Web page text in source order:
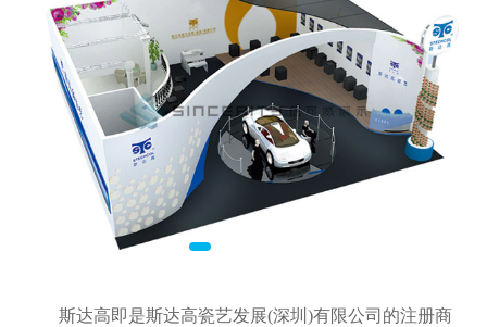
斯达高即是斯达高瓷艺发展(深圳)有限公司的注册商